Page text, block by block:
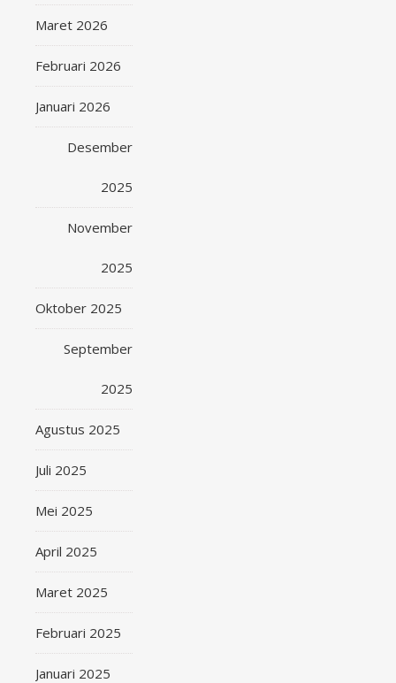
Maret 2026
Februari 2026
Januari 2026
Desember
2025
November
2025
Oktober 2025
September
2025
Agustus 2025
Juli 2025
Mei 2025
April 2025
Maret 2025
Februari 2025
Januari 2025